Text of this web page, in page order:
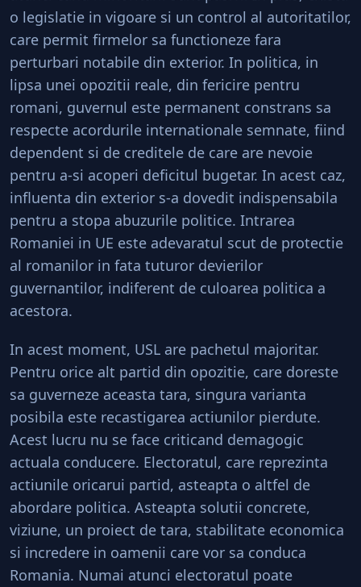
o legislatie in vigoare si un control al autoritatilor,
care permit firmelor sa functioneze fara
perturbari notabile din exterior. In politica, in
lipsa unei opozitii reale, din fericire pentru
romani, guvernul este permanent constrans sa
respecte acordurile internationale semnate, fiind
dependent si de creditele de care are nevoie
pentru a-si acoperi deficitul bugetar. In acest caz,
influenta din exterior s-a dovedit indispensabila
pentru a stopa abuzurile politice. Intrarea
Romaniei in UE este adevaratul scut de protectie
al romanilor in fata tuturor devierilor
guvernantilor, indiferent de culoarea politica a
acestora.
In acest moment, USL are pachetul majoritar.
Pentru orice alt partid din opozitie, care doreste
sa guverneze aceasta tara, singura varianta
posibila este recastigarea actiunilor pierdute.
Acest lucru nu se face criticand demagogic
actuala conducere. Electoratul, care reprezinta
actiunile oricarui partid, asteapta o altfel de
abordare politica. Asteapta solutii concrete,
viziune, un proiect de tara, stabilitate economica
si incredere in oamenii care vor sa conduca
Romania. Numai atunci electoratul poate